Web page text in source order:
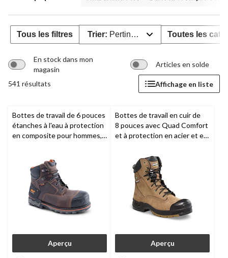
Tous les filtres Trier: Pertinence Toutes les
En stock dans mon
magasin
Articles en solde
541 résultats Affichage en liste
Bottes de travail de 6 pouces
étanches à l'eau à protection
en composite pour hommes,
Aperçu
Bottes de travail en cuir de
8 pouces avec Quad Comfort
et à protection en acier et en
Dakota Workpro Series
Aperçu